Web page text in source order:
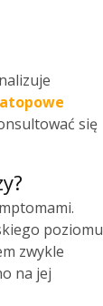
atopowe
się
?
poziomu
zwykle
na jej